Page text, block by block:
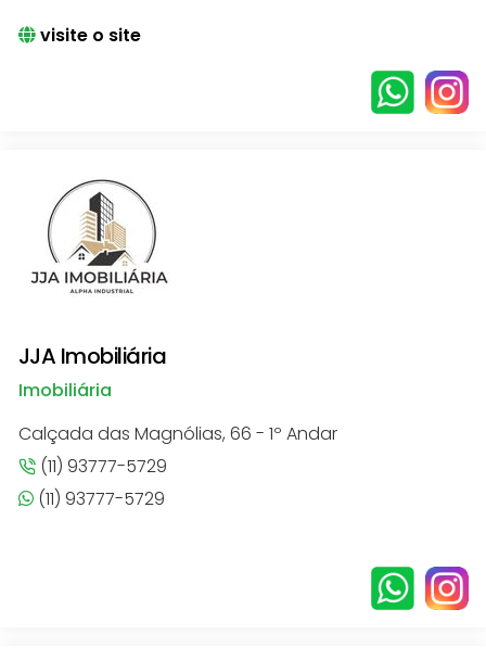
visite o site
JJA Imobiliária
Imobiliária
Calçada das Magnólias, 66 - 1º Andar
(11) 93777-5729
(11) 93777-5729